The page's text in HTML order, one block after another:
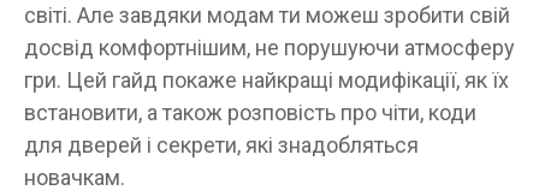
світі. Але завдяки модам ти можеш зробити свій
досвід комфортнішим, не порушуючи атмосферу
гри. Цей гайд покаже найкращі модифікації, як їх
встановити, а також розповість про чіти, коди
для дверей і секрети, які знадобляться
новачкам.